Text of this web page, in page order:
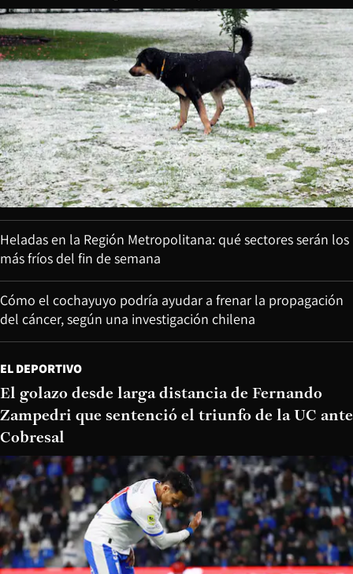
Heladas en la Región Metropolitana: qué sectores serán los
más fríos del fin de semana
Cómo el cochayuyo podría ayudar a frenar la propagación
del cáncer, según una investigación chilena
EL DEPORTIVO
El golazo desde larga distancia de Fernando
Zampedri que sentenció el triunfo de la UC ante
Cobresal